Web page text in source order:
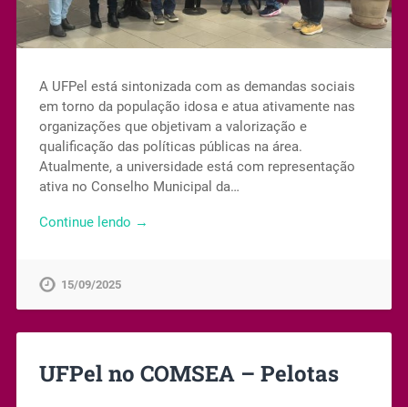
A UFPel está sintonizada com as demandas sociais
em torno da população idosa e atua ativamente nas
organizações que objetivam a valorização e
qualificação das políticas públicas na área.
Atualmente, a universidade está com representação
ativa no Conselho Municipal da…
Continue lendo →
15/09/2025
UFPel no COMSEA – Pelotas